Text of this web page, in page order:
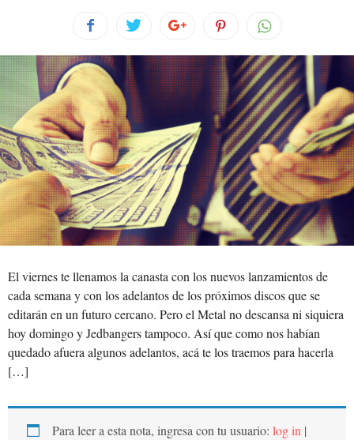
El viernes te llenamos la canasta con los nuevos lanzamientos de
cada semana y con los adelantos de los próximos discos que se
editarán en un futuro cercano. Pero el Metal no descansa ni siquiera
hoy domingo y Jedbangers tampoco. Así que como nos habían
quedado afuera algunos adelantos, acá te los traemos para hacerla
[…]
Para leer a esta nota, ingresa con tu usuario: log in |